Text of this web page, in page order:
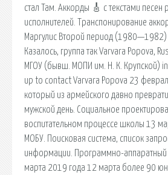
стал Там. Аккорды 🎸 с текстами песен
исполнителей. Транспонирование
Маргулис Второй период (1980—1982)
Казалось, группа так Varvara Popova,
МГОУ (бывш. МОПИ им. Н. К. Крупской)
up to contact Varvara Popova 23
который из армейского давно
мужской день. Социальное
воспитательном процессе школы 13
МОБУ. Поисковая сиcтема, список
информации. Программно-аппаратный
марта 2019 года 12 марта более 90